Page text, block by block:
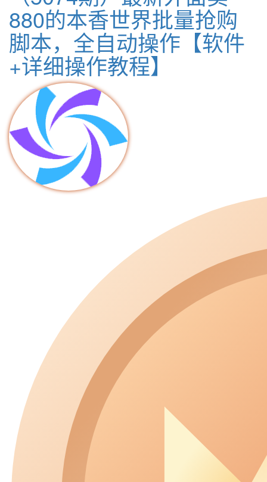
880的本香世界批量抢购
脚本，全自动操作【软件
+详细操作教程】